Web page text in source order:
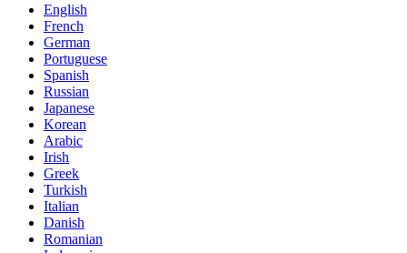
English
French
German
Portuguese
Spanish
Russian
Japanese
Korean
Arabic
Irish
Greek
Turkish
Italian
Danish
Romanian